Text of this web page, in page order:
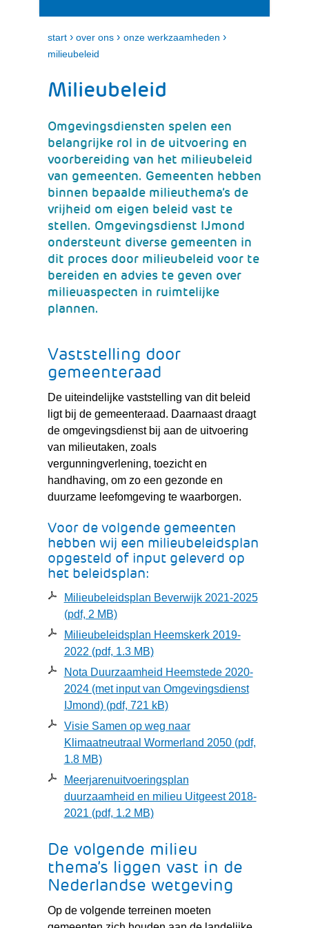
e
n
t
k
p
start › over ons › onze werkzaamheden ›
milieubeleid
Milieubeleid
Omgevingsdiensten spelen een
belangrijke rol in de uitvoering en
voorbereiding van het milieubeleid
van gemeenten. Gemeenten hebben
binnen bepaalde milieuthema’s de
vrijheid om eigen beleid vast te
stellen. Omgevingsdienst IJmond
ondersteunt diverse gemeenten in
dit proces door milieubeleid voor te
bereiden en advies te geven over
milieuaspecten in ruimtelijke
plannen.
Vaststelling door
gemeenteraad
De uiteindelijke vaststelling van dit beleid
ligt bij de gemeenteraad. Daarnaast draagt
de omgevingsdienst bij aan de uitvoering
van milieutaken, zoals
vergunningverlening, toezicht en
handhaving, om zo een gezonde en
duurzame leefomgeving te waarborgen.
Voor de volgende gemeenten
hebben wij een milieubeleidsplan
opgesteld of input geleverd op
het beleidsplan:
Milieubeleidsplan Beverwijk 2021-2025
(pdf, 2 MB)
Milieubeleidsplan Heemskerk 2019-
2022 (pdf, 1.3 MB)
Nota Duurzaamheid Heemstede 2020-
2024 (met input van Omgevingsdienst
IJmond)(pdf, 721 kB)
Visie Samen op weg naar
Klimaatneutraal Wormerland 2050(pdf,
1.8 MB)
Meerjarenuitvoeringsplan
duurzaamheid en milieu Uitgeest 2018-
2021 (pdf, 1.2 MB)
De volgende milieu
thema’s liggen vast in de
Nederlandse wetgeving
Op de volgende terreinen moeten